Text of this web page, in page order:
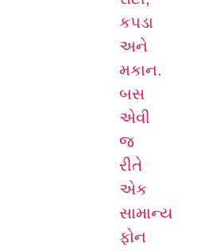
કપડા
અને
મકાન.
બસ
એવી
જ
રીતે
એક
સામાન્ય
ફોન